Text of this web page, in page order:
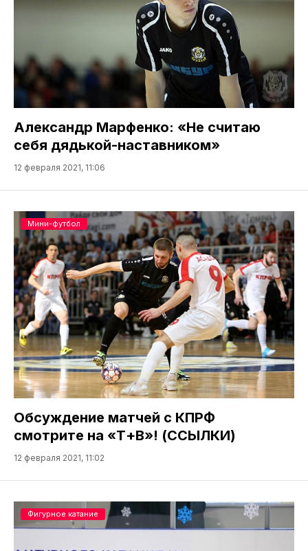
Александр Марфенко: «Не считаю
себя дядькой-наставником»
12 февраля 2021, 11:06
Обсуждение матчей с КПРФ
смотрите на «Т+В»! (ССЫЛКИ)
12 февраля 2021, 11:02
Мини-футбол
Фигурное катание